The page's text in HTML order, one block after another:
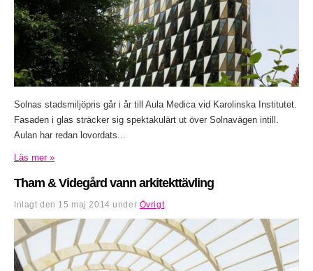
Solnas stadsmiljöpris går i år till Aula Medica vid Karolinska Institutet.
Fasaden i glas sträcker sig spektakulärt ut över Solnavägen intill.
Aulan har redan lovordats...
Läs mer »
Tham & Videgård vann arkitekttävling
Inlagt den 15 maj 2014 under Övrigt.